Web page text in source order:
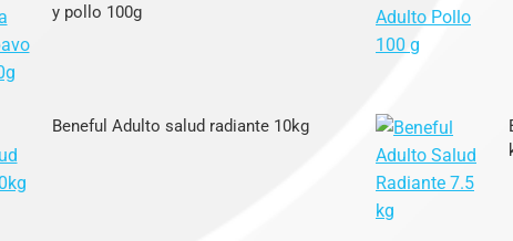
y pollo 100g
Beneful Adulto salud radiante 10kg